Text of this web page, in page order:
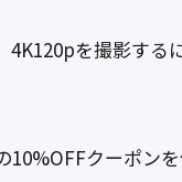
を撮影する
クーポン